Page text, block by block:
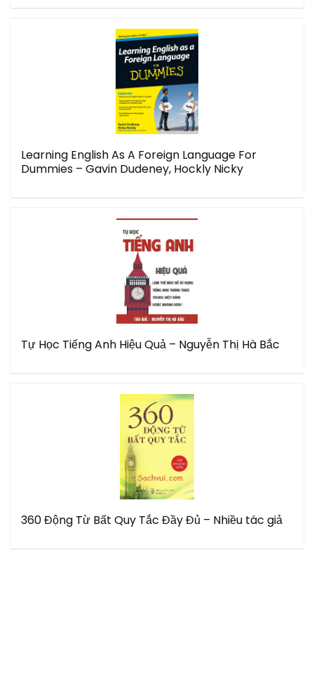
Learning English As A Foreign Language For
Dummies – Gavin Dudeney, Hockly Nicky
Tự Học Tiếng Anh Hiệu Quả – Nguyễn Thị Hà Bắc
360 Động Từ Bất Quy Tắc Đầy Đủ – Nhiều tác giả